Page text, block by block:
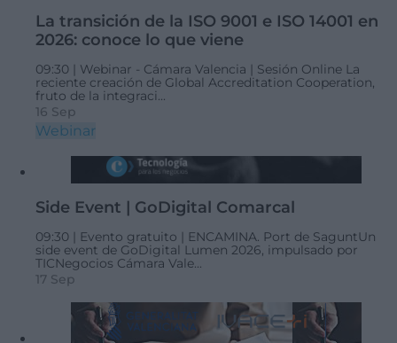
La transición de la ISO 9001 e ISO 14001 en
2026: conoce lo que viene
09:30 | Webinar - Cámara Valencia | Sesión Online La
reciente creación de Global Accreditation Cooperation,
fruto de la integraci...
16 Sep
Webinar
Side Event | GoDigital Comarcal
09:30 | Evento gratuito | ENCAMINA. Port de Sagunt​Un
side event de GoDigital Lumen 2026, impulsado por
TICNegocios Cámara Vale...
17 Sep